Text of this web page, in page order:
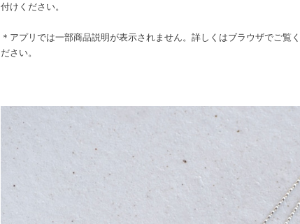
付けください。
＊アプリでは一部商品説明が表示されません。詳しくはブラウザでご覧く
ださい。